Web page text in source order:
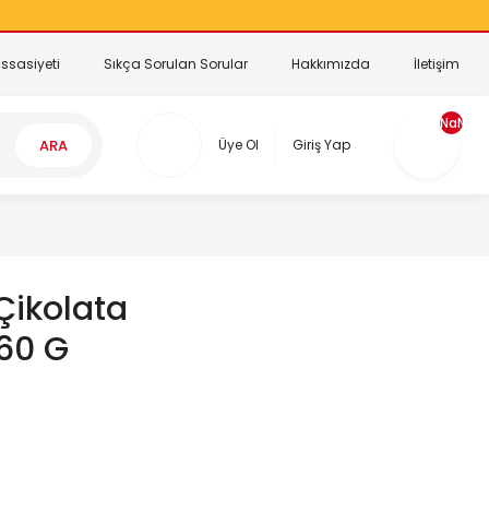
Sıkça Sorulan Sorular Hakkımızda İletişim
ARA Üye Ol Giriş Yap
NaN
G